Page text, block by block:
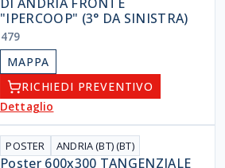
DI ANDRIA FRONTE
"IPERCOOP" (3° DA SINISTRA)
479
MAPPA
RICHIEDI PREVENTIVO
Dettaglio
POSTER ANDRIA (BT) (BT)
Poster 600x300 TANGENZIALE